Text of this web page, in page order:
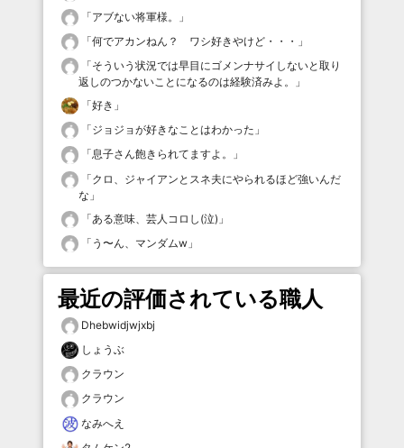
「アブない将軍様。
」
「何でアカンねん？ ワシ好きやけど・・・ 」
「そういう状況では早目にゴメンナサイしないと取り
返しのつかないことになるのは経験済みよ。
」
「好き 」
「ジョジョが好きなことはわかった 」
「息子さん飽きられてますよ。
」
「クロ、ジャイアンとスネ夫にやられるほど強いんだ
な 」
「ある意味、芸人コロし(泣) 」
「 う〜ん、マンダムw 」
最近の評価されている職人
Dhebwidjwjxbj
しょうぶ
クラウン
クラウン
なみへえ